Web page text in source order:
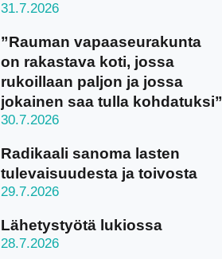
31.7.2026
”Rauman vapaaseurakunta
on rakastava koti, jossa
rukoillaan paljon ja jossa
jokainen saa tulla kohdatuksi”
30.7.2026
Radikaali sanoma lasten
tulevaisuudesta ja toivosta
29.7.2026
Lähetystyötä lukiossa
28.7.2026